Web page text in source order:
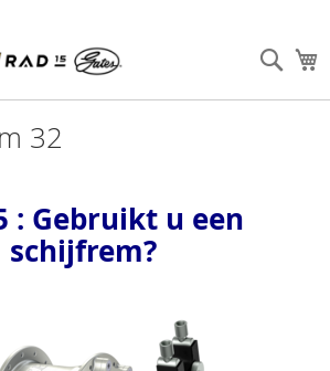
32
: Gebruikt u een
schijfrem?